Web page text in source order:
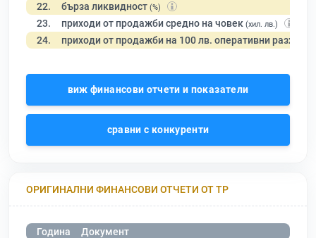
22. бърза ликвидност (%)
23. приходи от продажби средно на човек (хил. лв.)
24. приходи от продажби на 100 лв. оперативни разходи
виж финансови отчети и показатели
сравни с конкуренти
ОРИГИНАЛНИ ФИНАНСОВИ ОТЧЕТИ ОТ ТР
Година Документ